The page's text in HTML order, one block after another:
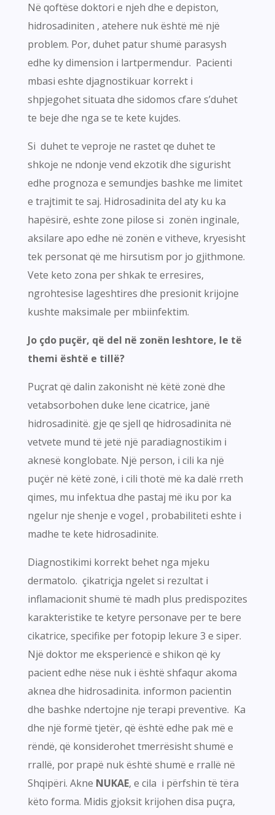
Në qoftëse doktori e njeh dhe e depiston,
hidrosadiniten , atehere nuk është më një
problem. Por, duhet patur shumë parasysh
edhe ky dimension i lartpermendur. Pacienti
mbasi eshte djagnostikuar korrekt i
shpjegohet situata dhe sidomos cfare s’duhet
te beje dhe nga se te kete kujdes.
Si duhet te veproje ne rastet qe duhet te
shkoje ne ndonje vend ekzotik dhe sigurisht
edhe prognoza e semundjes bashke me limitet
e trajtimit te saj. Hidrosadinita del aty ku ka
hapësirë, eshte zone pilose si zonën inginale,
aksilare apo edhe në zonën e vitheve, kryesisht
tek personat që me hirsutism por jo gjithmone.
Vete keto zona per shkak te erresires,
ngrohtesise lageshtires dhe presionit krijojne
kushte maksimale per mbiinfektim.
Jo çdo puçër, që del në zonën leshtore, le të
themi është e tillë?
Puçrat që dalin zakonisht në këtë zonë dhe
vetabsorbohen duke lene cicatrice, janë
hidrosadinitë. gje qe sjell qe hidrosadinita në
vetvete mund të jetë një paradiagnostikim i
aknesë konglobate. Një person, i cili ka një
puçër në këtë zonë, i cili thotë më ka dalë rreth
qimes, mu infektua dhe pastaj më iku por ka
ngelur nje shenje e vogel , probabiliteti eshte i
madhe te kete hidrosadinite.
Diagnostikimi korrekt behet nga mjeku
dermatolo. çikatriçja ngelet si rezultat i
inflamacionit shumë të madh plus predispozites
karakteristike te ketyre personave per te bere
cikatrice, specifike per fotopip lekure 3 e siper.
Një doktor me eksperiencë e shikon që ky
pacient edhe nëse nuk i është shfaqur akoma
aknea dhe hidrosadinita. informon pacientin
dhe bashke ndertojne nje terapi preventive. Ka
dhe një formë tjetër, që është edhe pak më e
rëndë, që konsiderohet tmerrësisht shumë e
rrallë, por prapë nuk është shumë e rrallë në
Shqipëri. Akne NUKAE, e cila i përfshin të tëra
këto forma. Midis gjoksit krijohen disa puçra,